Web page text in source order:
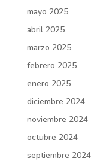
mayo 2025
abril 2025
marzo 2025
febrero 2025
enero 2025
diciembre 2024
noviembre 2024
octubre 2024
septiembre 2024